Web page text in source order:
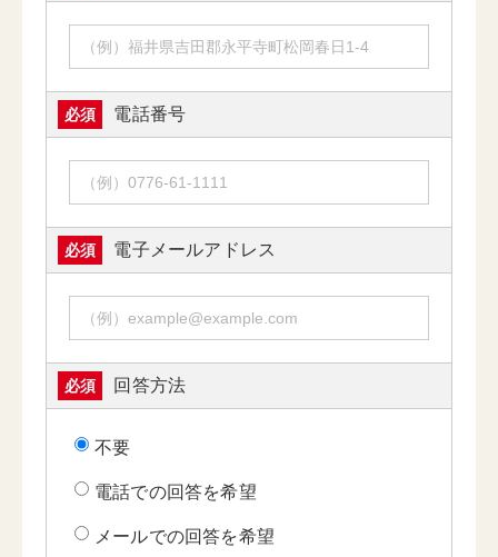
必須 電話番号
必須 電子メールアドレス
必須 回答方法
不要
電話での回答を希望
メールでの回答を希望